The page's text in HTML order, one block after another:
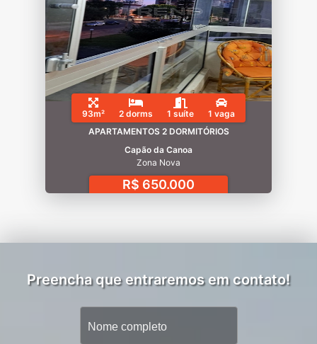
93m² 2 dorms 1 suíte
1 vaga
APARTAMENTOS 2 DORMITÓRIOS
Capão da Canoa
Zona Nova
R$ 650.000
Preencha que entraremos em contato!